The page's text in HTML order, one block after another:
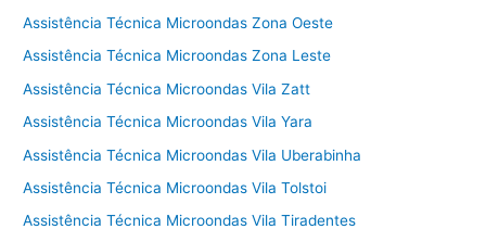
Assistência Técnica Microondas Zona Oeste
Assistência Técnica Microondas Zona Leste
Assistência Técnica Microondas Vila Zatt
Assistência Técnica Microondas Vila Yara
Assistência Técnica Microondas Vila Uberabinha
Assistência Técnica Microondas Vila Tolstoi
Assistência Técnica Microondas Vila Tiradentes